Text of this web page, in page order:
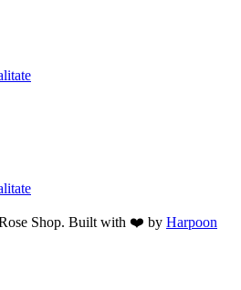
Shop. Built with ❤️ by Harpoon